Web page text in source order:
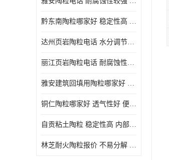
黔东南陶粒哪家好 稳定性高 长期使用寿命较长
达州页岩陶粒电话 水分调节性好 密度低 重量轻
丽江页岩陶粒电话 耐腐蚀性较强 便于搬运和使用
雅安建筑回填用陶粒哪家好 孔隙率高 比重轻 密度较小
铜仁陶粒哪家好 透气性好 便于搬运和使用
自贡粘土陶粒 稳定性高 内部空隙较大
林芝耐火陶粒报价 不易分解 便于搬运和使用